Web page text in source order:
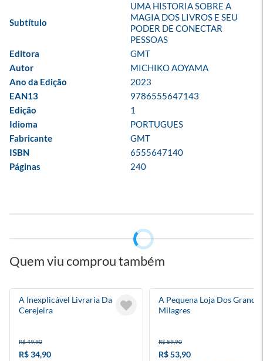
Subtítulo
UMA HISTORIA SOBRE A
MAGIA DOS LIVROS E SEU
PODER DE CONECTAR
PESSOAS
Editora
GMT
Autor
MICHIKO AOYAMA
Ano da Edição
2023
EAN13
9786555647143
Edição
1
Idioma
PORTUGUES
Fabricante
GMT
ISBN
6555647140
Páginas
240
Quem viu comprou também
A Inexplicável Livraria Da
Cerejeira
R$ 49,90
R$ 34,90
A Pequena Loja Dos Grandes
Milagres
R$ 59,90
R$ 53,90